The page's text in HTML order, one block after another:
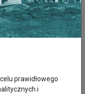
prawidłowego
i